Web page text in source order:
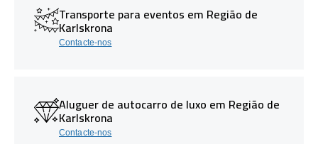
Transporte para eventos em Região de
Karlskrona
Contacte-nos
Aluguer de autocarro de luxo em Região de
Karlskrona
Contacte-nos